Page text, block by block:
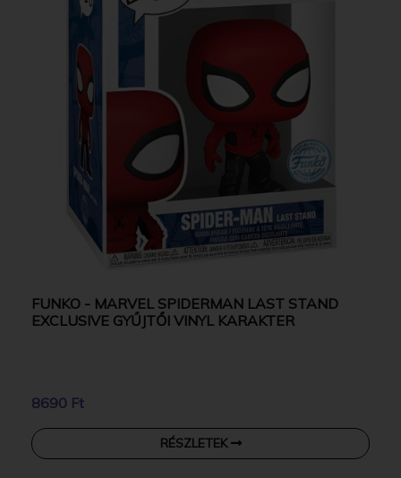
FUNKO - MARVEL SPIDERMAN LAST STAND
EXCLUSIVE GYŰJTŐI VINYL KARAKTER
8690 Ft
RÉSZLETEK